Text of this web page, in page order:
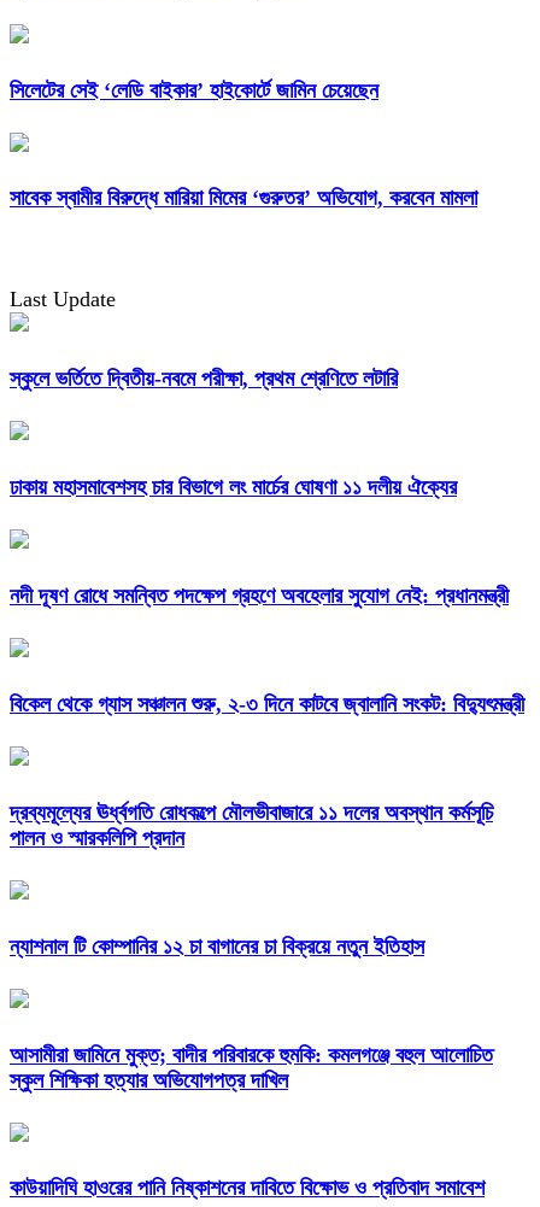
সিলেটের সেই ‘লেডি বাইকার’ হাইকোর্টে জামিন চেয়েছেন
সাবেক স্বামীর বিরুদ্ধে মারিয়া মিমের ‘গুরুতর’ অভিযোগ, করবেন মামলা
Last Update
স্কুলে ভর্তিতে দ্বিতীয়-নবমে পরীক্ষা, প্রথম শ্রেণিতে লটারি
ঢাকায় মহাসমাবেশসহ চার বিভাগে লং মার্চের ঘোষণা ১১ দলীয় ঐক্যের
নদী দূষণ রোধে সমন্বিত পদক্ষেপ গ্রহণে অবহেলার সুযোগ নেই: প্রধানমন্ত্রী
বিকেল থেকে গ্যাস সঞ্চালন শুরু, ২-৩ দিনে কাটবে জ্বালানি সংকট: বিদ্যুৎমন্ত্রী
দ্রব্যমূল্যের ঊর্ধ্বগতি রোধকল্পে মৌলভীবাজারে ১১ দলের অবস্থান কর্মসূচি
পালন ও স্মারকলিপি প্রদান
ন্যাশনাল টি কোম্পানির ১২ চা বাগানের চা বিক্রয়ে নতুন ইতিহাস
আসামীরা জামিনে মুক্ত; বাদীর পরিবারকে হুমকি: কমলগঞ্জে বহুল আলোচিত
স্কুল শিক্ষিকা হত্যার অভিযোগপত্র দাখিল
কাউয়াদিঘি হাওরের পানি নিষ্কাশনের দাবিতে বিক্ষোভ ও প্রতিবাদ সমাবেশ